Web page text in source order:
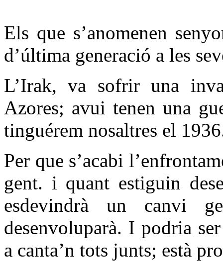
Els que s’anomenen
d’última generació a les
L’Irak, va sofrir una
Azores; avui tenen una
tinguérem nosaltres el
Per que s’acabi
gent. i quant estiguin
esdevindrà un canvi
desenvoluparà. I podria
a canta’n tots junts; està